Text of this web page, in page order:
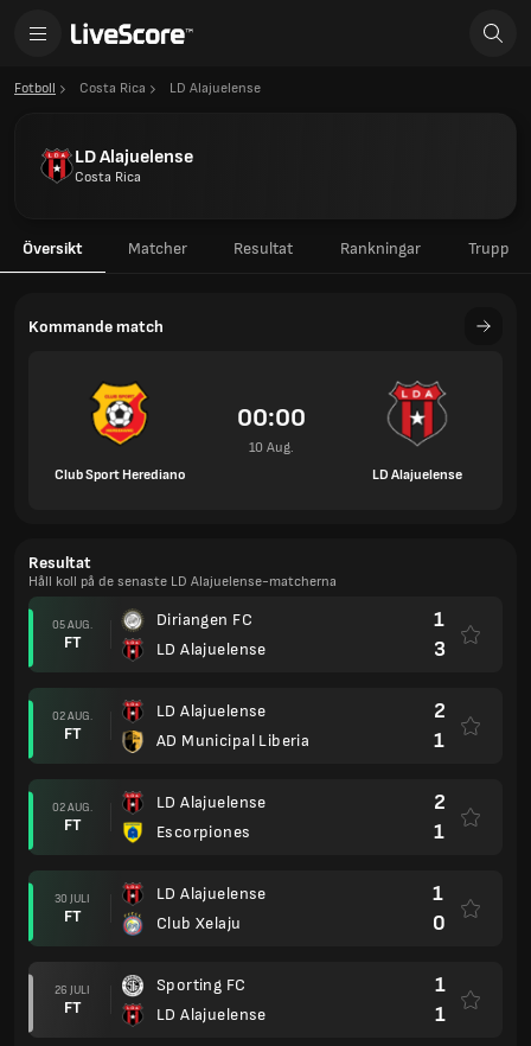
Fotboll Costa Rica LD Alajuelense
LD Alajuelense
Costa Rica
Översikt Matcher Resultat Rankningar Trupp
Kommande match
Club Sport Herediano
00:00
10 Aug.
LD Alajuelense
Resultat
Håll koll på de senaste LD Alajuelense-matcherna
05 AUG.
FT
Diriangen FC
LD Alajuelense
1
3
02 AUG.
FT
LD Alajuelense
AD Municipal Liberia
2
1
02 AUG.
FT
LD Alajuelense
Escorpiones
2
1
30 JULI
FT
LD Alajuelense
Club Xelaju
1
0
26 JULI
FT
Sporting FC
LD Alajuelense
1
1